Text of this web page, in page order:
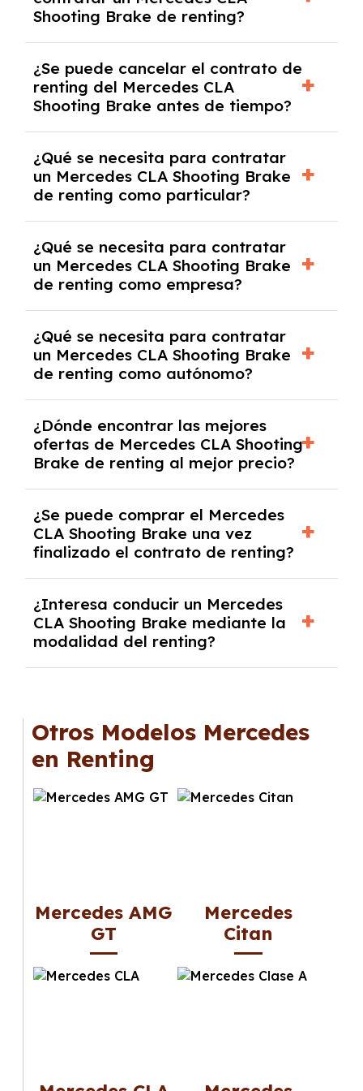
las cuotas mensuales.
Shooting Brake de renting?
tendrás que pagar ningún tipo de entrada
salvo en casos que lo exija el proveedor
debido al resultado del estudio de viabilidad
económica.
¿Se puede cancelar el contrato de
renting del Mercedes CLA
Shooting Brake antes de tiempo?
pero puede haber penalizaciones por
cancelación anticipada. Es importante revisar
las condiciones del contrato y hablar con un
experto que te asesore.
¿Qué se necesita para contratar
un Mercedes CLA Shooting Brake
de renting como particular?
y, en algunos casos, una consulta de solvencia
crediticia y un pago inicial.
¿Qué se necesita para contratar
un Mercedes CLA Shooting Brake
de renting como empresa?
documentación financiera y, en algunos
casos, un informe de solvencia de la empresa
y un pago inicial.
¿Qué se necesita para contratar
un Mercedes CLA Shooting Brake
de renting como autónomo?
autónomos, justificante de ingresos y, en
algunos casos, un informe fiscal y un pago
inicial.
¿Dónde encontrar las mejores
ofertas de Mercedes CLA Shooting
Brake de renting al mejor precio?
mejores ofertas de vehículos de renting con
todos los gastos incluidos y sin pagar
entradas.
¿Se puede comprar el Mercedes
CLA Shooting Brake una vez
finalizado el contrato de renting?
renting se puede adquirir el coche. En este
caso tendrán que analizar los años, la
cantidad de kilómetros recorridos y el coste
del mercado actual.
¿Interesa conducir un Mercedes
CLA Shooting Brake mediante la
modalidad del renting?
gusta cambiar de coche cada pocos años.
Otros Modelos Mercedes
en Renting
Mercedes AMG
GT
Mercedes
Citan